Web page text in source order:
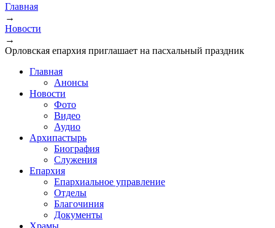
Главная
→
Новости
→
Орловская епархия приглашает на пасхальный праздник
Главная
Анонсы
Новости
Фото
Видео
Аудио
Архипастырь
Биография
Служения
Епархия
Епархиальное управление
Отделы
Благочиния
Документы
Храмы